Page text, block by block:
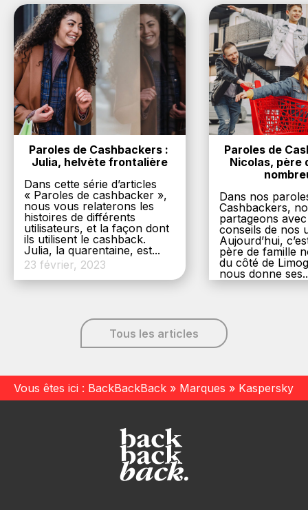
Paroles de Cashbackers :
Julia, helvète frontalière
Dans cette série d’articles
« Paroles de cashbacker »,
nous vous relaterons les
histoires de différents
utilisateurs, et la façon dont
ils utilisent le cashback.
Julia, la quarentaine, est...
23 février, 2023
Paroles de
Nicolas, père
Dans nos
Cashbackers,
partageons
conseils de nos
Aujourd’hui,
père de famille
du côté de
nous donne
Tous les articles
Vous êtes ici : BackBackBack » Marques » Kaspersky